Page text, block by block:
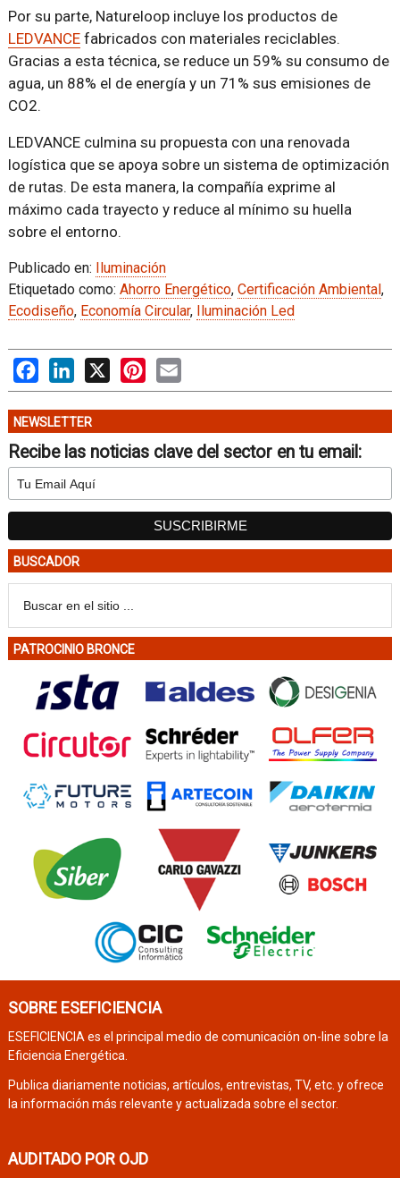
Por su parte, Natureloop incluye los productos de
LEDVANCEfabricados con materiales reciclables.
Gracias a esta técnica, se reduce un 59% su consumo de
agua, un 88% el de energía y un 71% sus emisiones de
CO2.
LEDVANCE culmina su propuesta con una renovada
logística que se apoya sobre un sistema de optimización
de rutas. De esta manera, la compañía exprime al
máximo cada trayecto y reduce al mínimo su huella
sobre el entorno.
Publicado en:
Iluminación
Etiquetado como: Ahorro Energético, Certificación Ambiental ,
Ecodiseño, Economía Circular, Iluminación Led
FacebookLinkedIn Pinterest
NEWSLETTER
Recibe las noticias clave del sector en tu email:
BUSCADOR
PATROCINIO BRONCE
SOBRE ESEFICIENCIA
ESEFICIENCIA es el principal medio de comunicación on-line sobre la
Eficiencia Energética.
Publica diariamente noticias, artículos, entrevistas, TV, etc. y ofrece
la información más relevante y actualizada sobre el sector.
AUDITADO POR OJD